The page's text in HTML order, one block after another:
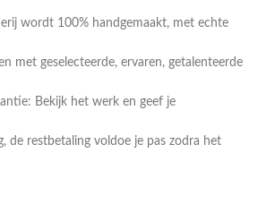
wordt 100% handgemaakt, met echte
met geselecteerde, ervaren, getalenteerde
Bekijk het werk en geef je
de restbetaling voldoe je pas zodra het